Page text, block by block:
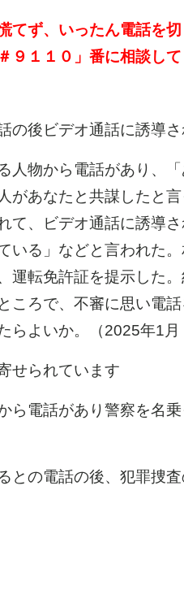
ず、いったん電話を
９１１０」番に相談して
後ビデオ通話に誘導さ
物から電話があり、
があなたと共謀したと
て、ビデオ通話に誘導
いる」などと言われた
運転免許証を提示した
ころで、不審に思い電
らよいか。（2025年1
せられています
ら電話があり警察を名
との電話の後、犯罪捜